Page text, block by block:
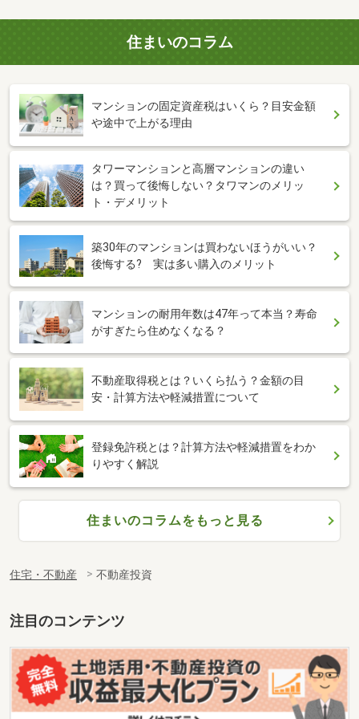
住まいのコラム
マンションの固定資産税はいくら？目安金額
や途中で上がる理由
タワーマンションと高層マンションの違い
は？買って後悔しない？タワマンのメリッ
ト・デメリット
築30年のマンションは買わないほうがいい？
後悔する? 実は多い購入のメリット
マンションの耐用年数は47年って本当？寿命
がすぎたら住めなくなる？
不動産取得税とは？いくら払う？金額の目
安・計算方法や軽減措置について
登録免許税とは？計算方法や軽減措置をわか
りやすく解説
住まいのコラムをもっと見る
住宅・不動産 不動産投資
注目のコンテンツ